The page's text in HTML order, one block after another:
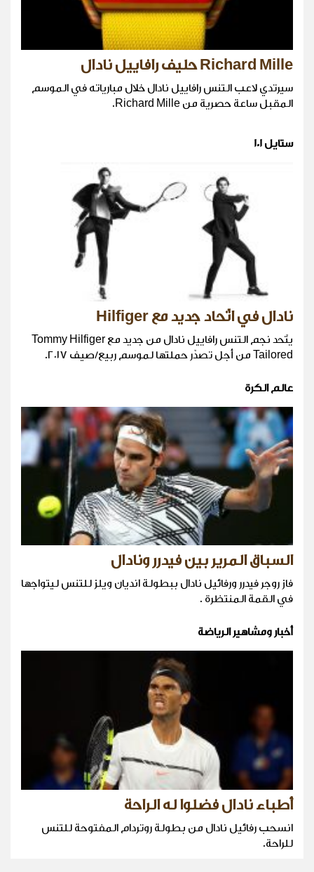
Richard Mille حليف رافاييل نادال
سيرتدي لاعب التنس رافاييل نادال خلال مبارياته في الموسم
المقبل ساعة حصرية من Richard Mille.
ستايل 101
نادال في اتّحاد جديد مع Hilfiger
يتّحد نجم التنس رافاييل نادال من جديد مع Tommy Hilfiger
Tailored من أجل تصدّر حملتها لموسم ربيع/صيف ٢٠١٧.
عالم الكرة
السباق المرير بين فيدرر ونادال
فاز روجر فيدرر ورفائيل نادال ببطولة انديان ويلز للتنس ليتواجها
في القمة المنتظرة .
أخبار ومشاهير الرياضة
أطباء نادال فضلوا له الراحة
انسحب رفائيل نادال من بطولة روتردام المفتوحة للتنس
للراحة.